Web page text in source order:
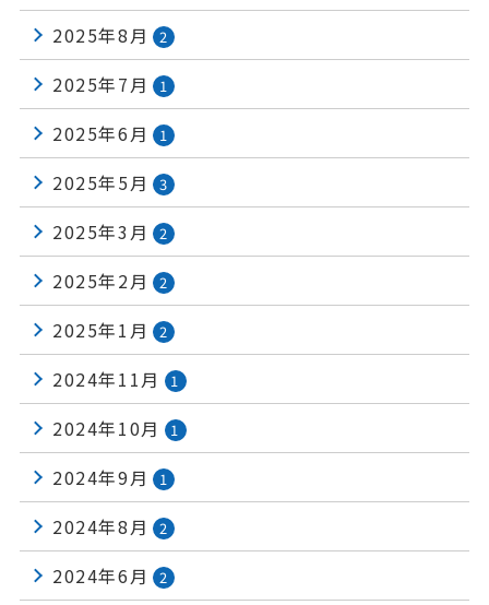
2025年8月 2
2025年7月 1
2025年6月 1
2025年5月 3
2025年3月 2
2025年2月 2
2025年1月 2
2024年11月 1
2024年10月 1
2024年9月 1
2024年8月 2
2024年6月 2